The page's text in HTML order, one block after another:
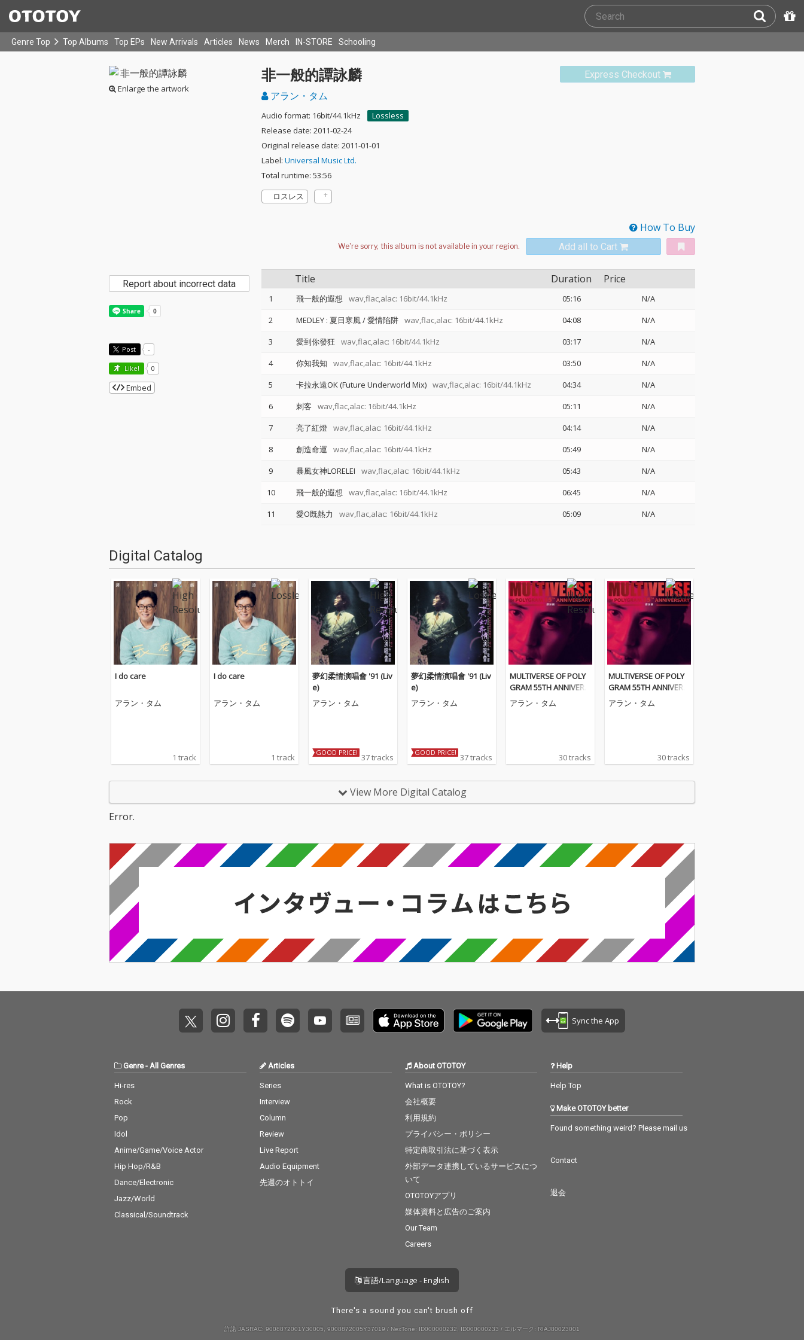
Genre Top Top Albums Top EPs New Arrivals Articles News Merch IN-STORE Schooling
Enlarge the artwork
Express Checkout
非一般的譚詠麟
アラン・タム
Audio format: 16bit/44.1kHz
Lossless
Release date: 2011-02-24
Original release date: 2011-01-01
Label: Universal Music Ltd.
Total runtime: 53:56
ロスレス
How To Buy
Add all to Cart
Title Duration Price
1 飛一般的遐想 wav,flac,alac: 16bit/44.1kHz 05:16
N/A
2
MEDLEY : 夏日寒風 / 愛情陷阱 wav,flac,alac: 16bit/44.1kHz 04:08
N/A
3
愛到你發狂 wav,flac,alac: 16bit/44.1kHz 03:17
N/A
4
你知我知 wav,flac,alac: 16bit/44.1kHz 03:50
N/A
5
卡拉永遠OK (Future Underworld Mix) wav,flac,alac: 16bit/44.1kHz 04:34
N/A
6
刺客 wav,flac,alac: 16bit/44.1kHz 05:11
N/A
7
亮了紅燈 wav,flac,alac: 16bit/44.1kHz 04:14
N/A
8
創造命運 wav,flac,alac: 16bit/44.1kHz 05:49
N/A
9
暴風女神LORELEI wav,flac,alac: 16bit/44.1kHz 05:43
N/A
10
飛一般的遐想 wav,flac,alac: 16bit/44.1kHz 06:45
N/A
11
愛O既熱力 wav,flac,alac: 16bit/44.1kHz 05:09 N/A
Report about incorrect data
Post -
Like! 0
Embed
Digital Catalog
I do care
アラン・タム
1 track
I do care
アラン・タム
1 track
夢幻柔情演唱會 '91 (Liv
e)
アラン・タム
GOOD PRICE! 37 tracks
夢幻柔情演唱會 '91 (Liv
e)
アラン・タム
GOOD PRICE! 37 tracks
MULTIVERSE OF POLY
GRAM 55TH ANNIVERS
ARY - Alan Tam
アラン・タム
30 tracks
MULTIVERSE OF POLY
GRAM 55TH ANNIVERS
ARY - Alan Tam
アラン・タム
30 tracks
View More Digital Catalog
Error.
Sync the App
Genre- All Genres
Hi-res
Rock
Pop
Idol
Anime/Game/Voice Actor
Hip Hop/R&B
Dance/Electronic
Jazz/World
Classical/Soundtrack
Articles
Series
Interview
Column
Review
Live Report
Audio Equipment
先週のオトトイ
About OTOTOY
What is OTOTOY?
会社概要
利用規約
プライバシー・ポリシー
特定商取引法に基づく表示
外部データ連携しているサービスにつ
いて
OTOTOYアプリ
媒体資料と広告のご案内
Our Team
Careers
Help
Help Top
Make OTOTOY better
Found something weird? Please mail us
Contact
退会
言語/Language - English
There's a sound you can't brush off
許諾 JASRAC: 9008872001Y30005, 9008872005Y37019 / NexTone: ID000000232, ID000000233 / エルマーク: RIAJ80023001